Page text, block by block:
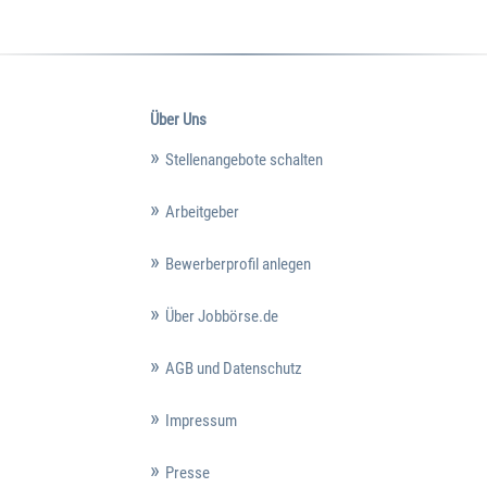
Über Uns
Stellenangebote schalten
Arbeitgeber
Bewerberprofil anlegen
Über Jobbörse.de
AGB und Datenschutz
Impressum
Presse